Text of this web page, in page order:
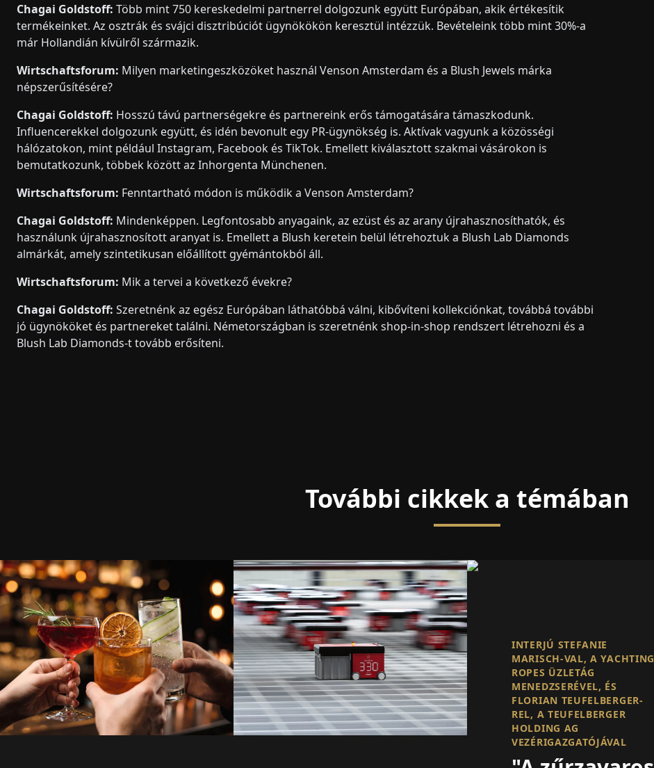
Chagai Goldstoff: Több mint 750 kereskedelmi partnerrel dolgozunk együtt Európában, akik értékesítik
termékeinket. Az osztrák és svájci disztribúciót ügynökökön keresztül intézzük. Bevételeink több mint 30%-a
már Hollandián kívülről származik.
Wirtschaftsforum: Milyen marketingeszközöket használ Venson Amsterdam és a Blush Jewels márka
népszerűsítésére?
Chagai Goldstoff: Hosszú távú partnerségekre és partnereink erős támogatására támaszkodunk.
Influencerekkel dolgozunk együtt, és idén bevonult egy PR-ügynökség is. Aktívak vagyunk a közösségi
hálózatokon, mint például Instagram, Facebook és TikTok. Emellett kiválasztott szakmai vásárokon is
bemutatkozunk, többek között az Inhorgenta Münchenen.
Wirtschaftsforum: Fenntartható módon is működik a Venson Amsterdam?
Chagai Goldstoff: Mindenképpen. Legfontosabb anyagaink, az ezüst és az arany újrahasznosíthatók, és
használunk újrahasznosított aranyat is. Emellett a Blush keretein belül létrehoztuk a Blush Lab Diamonds
almárkát, amely szintetikusan előállított gyémántokból áll.
Wirtschaftsforum: Mik a tervei a következő évekre?
Chagai Goldstoff: Szeretnénk az egész Európában láthatóbbá válni, kibővíteni kollekciónkat, továbbá további
jó ügynököket és partnereket találni. Németországban is szeretnénk shop-in-shop rendszert létrehozni és a
Blush Lab Diamonds-t tovább erősíteni.
További cikkek a témában
INTERJÚ STEFANIE
MARISCH-VAL, A YACHTING
ROPES ÜZLETÁG
MENEDZSERÉVEL, ÉS
FLORIAN TEUFELBERGER-
REL, A TEUFELBERGER
HOLDING AG
VEZÉRIGAZGATÓJÁVAL